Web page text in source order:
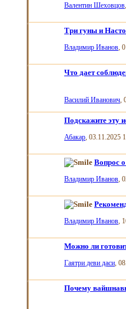
Валентин Шеховцов
Три гуны и
Владимир Иванов,
Что дает
Василий Иванович,
Подскажите эту
Абакар, 03.11.2025
Вопрос
Владимир Иванов,
Владимир Иванов,
Можно ли
Гаятри деви даси,
Почему